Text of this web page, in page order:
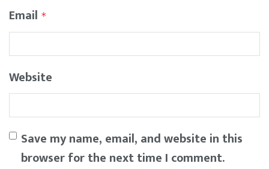
Email *
Website
Save my name, email, and website in this
browser for the next time I comment.